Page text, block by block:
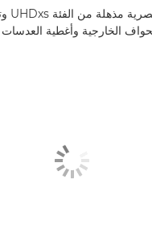
الخارجية وأغطية العدسات